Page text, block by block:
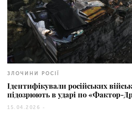
ЗЛОЧИНИ РОСІЇ
Ідентифікували російських
підозрюють в ударі по «Фактор-
15.04.2026 -